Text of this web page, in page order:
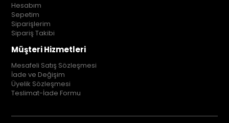
Hesabım
Sepetim
Siparişlerim
Sipariş Takibi
Müşteri Hizmetleri
Mesafeli Satış Sözleşmesi
İade ve Değişim
Üyelik Sözleşmesi
Teslimat-İade Formu